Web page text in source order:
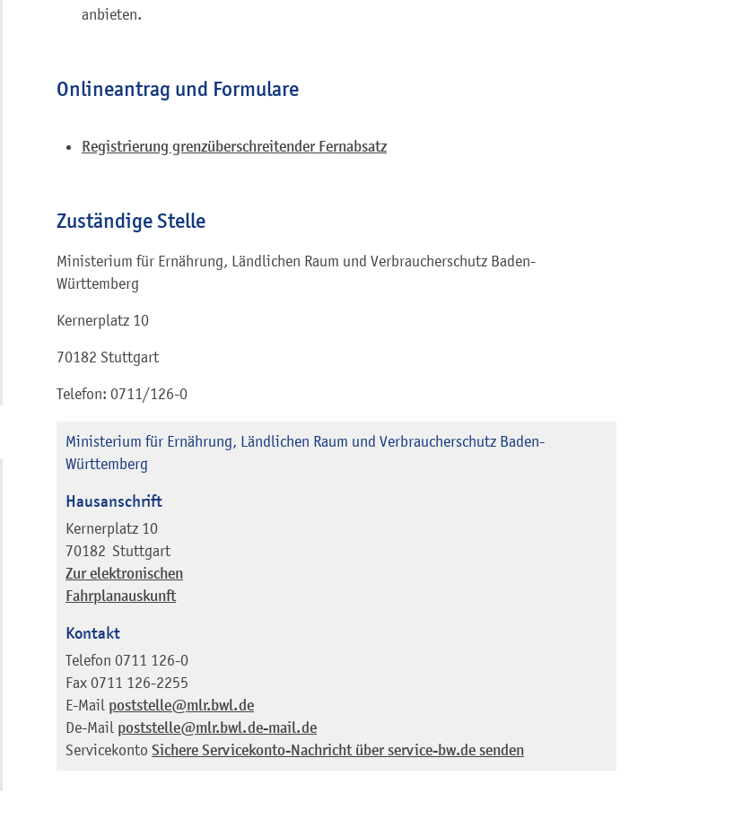
anbieten.
Onlineantrag und Formulare
Registrierung grenzüberschreitender Fernabsatz
Zuständige Stelle
Ministerium für Ernährung, Ländlichen Raum und Verbraucherschutz Baden-
Württemberg
Kernerplatz 10
70182 Stuttgart
Telefon: 0711/126-0
Ministerium für Ernährung, Ländlichen Raum und Verbraucherschutz Baden-
Württemberg
Hausanschrift
Kernerplatz 10
70182 Stuttgart
Zur elektronischen
Fahrplanauskunft
Kontakt
Telefon 0711 126-0
Fax 0711 126-2255
E-Mail poststelle@mlr.bwl.de
De-Mail poststelle@mlr.bwl.de-mail.de
Servicekonto Sichere Servicekonto-Nachricht über service-bw.de senden